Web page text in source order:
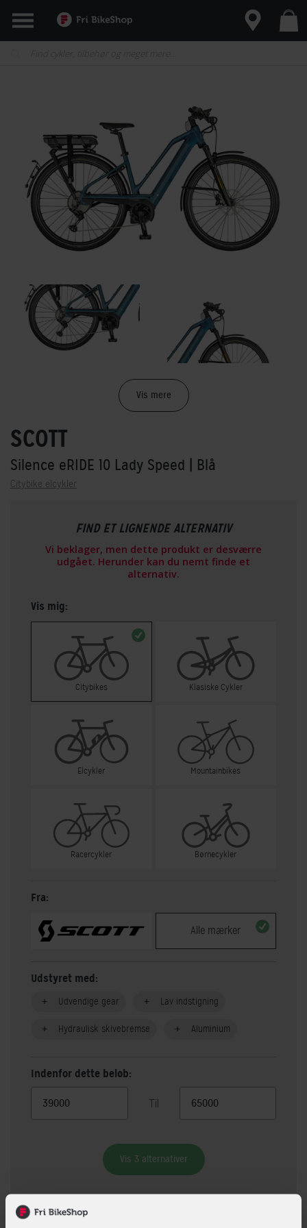
Vis mere
SCOTT
Silence eRIDE 10 Lady Speed | Blå
Citybike elcykler
FIND ET LIGNENDE ALTERNATIV
Vi beklager, men dette produkt er desværre
udgået. Herunder kan du nemt finde et
alternativ.
Vis mig:
Citybikes Klasiske Cykler
Elcykler Mountainbikes
Racercykler Børnecykler
Fra:
Alle mærker
Udstyret med:
Udvendige gear Lav indstigning
Hydraulisk skivebremse Aluminium
Indenfor dette beløb:
Til
Vis 3 alternativer
Beskrivelse